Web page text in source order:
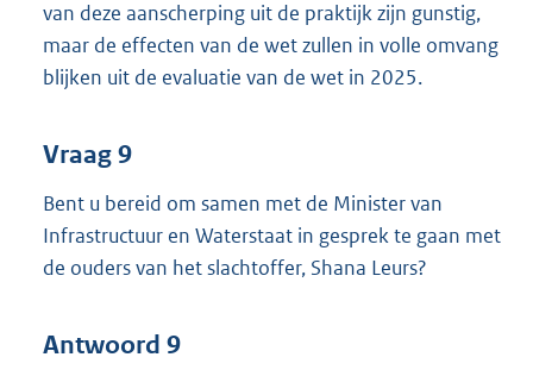
van deze aanscherping uit de praktijk zijn gunstig,
maar de effecten van de wet zullen in volle omvang
blijken uit de evaluatie van de wet in 2025.
Vraag 9
Bent u bereid om samen met de Minister van
Infrastructuur en Waterstaat in gesprek te gaan met
de ouders van het slachtoffer, Shana Leurs?
Antwoord 9